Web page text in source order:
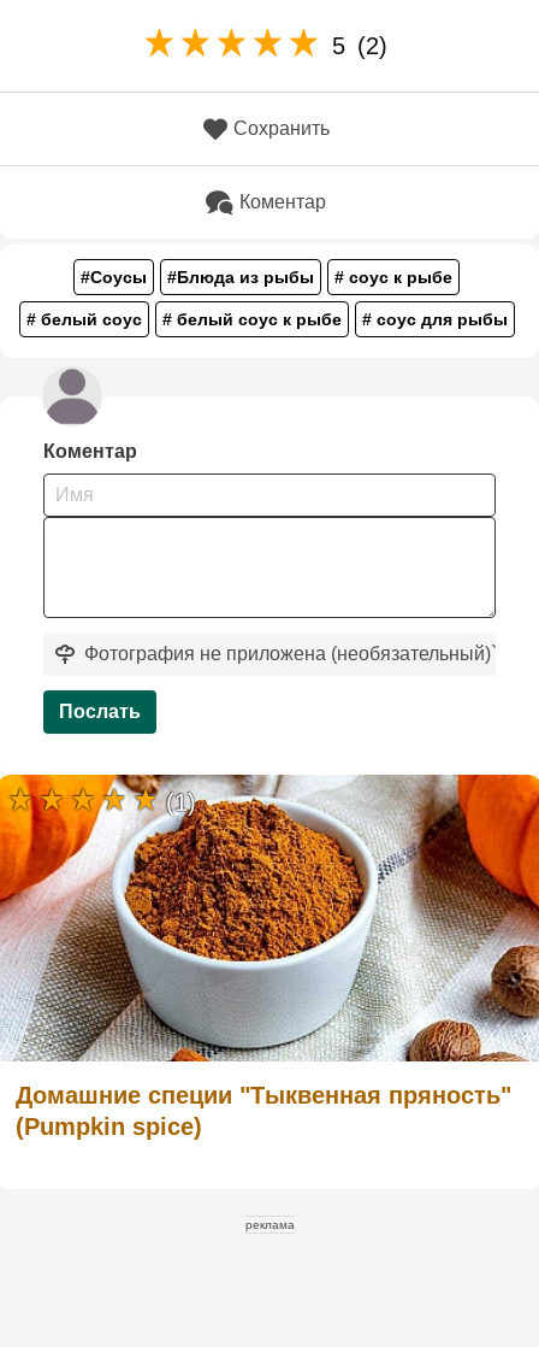
5 (2)
Сохранить
Коментар
#Соусы #Блюда из рыбы # соус к рыбе
# белый соус # белый соус к рыбе # соус для рыбы
Коментар
Фотография не приложена (необязательный)`
Послать
Домашние специи "Тыквенная пряность"
(Pumpkin spice)
(1)
реклама